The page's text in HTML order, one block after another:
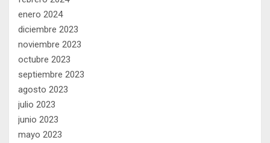
enero 2024
diciembre 2023
noviembre 2023
octubre 2023
septiembre 2023
agosto 2023
julio 2023
junio 2023
mayo 2023